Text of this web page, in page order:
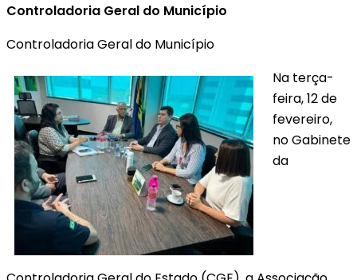
Controladoria Geral do Município
Controladoria Geral do Município
Na terça-
feira, 12 de
fevereiro,
no Gabinete
da